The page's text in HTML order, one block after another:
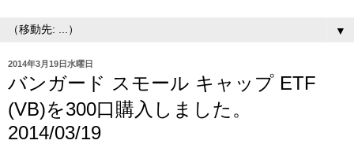
▼
2014年3月19日水曜日
バンガード スモール キャップ ETF
(VB)を300口購入しました。
2014/03/19